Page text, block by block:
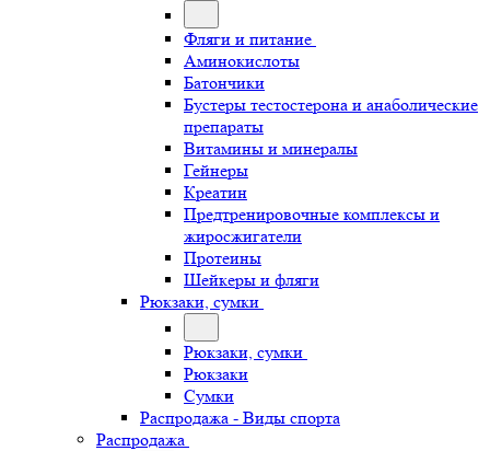
Фляги и питание
Аминокислоты
Батончики
Бустеры тестостерона и анаболические
препараты
Витамины и минералы
Гейнеры
Креатин
Предтренировочные комплексы и
жиросжигатели
Протеины
Шейкеры и фляги
Рюкзаки, сумки
Рюкзаки, сумки
Рюкзаки
Сумки
Распродажа - Виды спорта
Распродажа